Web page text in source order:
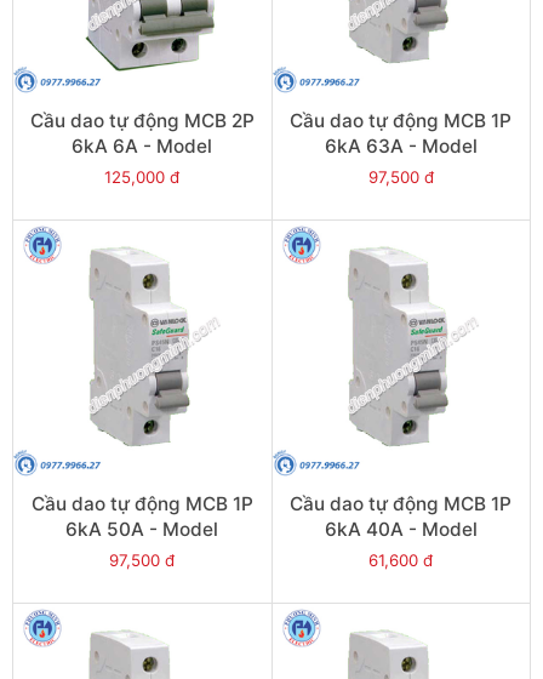
Cầu dao tự động MCB 2P
6kA 6A - Model
PS45S/C2006
125,000 đ
Cầu dao tự động MCB 1P
6kA 63A - Model
PS45S/C1063
97,500 đ
Cầu dao tự động MCB 1P
6kA 50A - Model
PS45S/C1050
97,500 đ
Cầu dao tự động MCB 1P
6kA 40A - Model
PS45S/C1040
61,600 đ